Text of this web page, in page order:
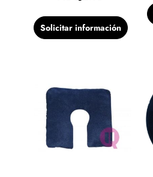
Solicitar información